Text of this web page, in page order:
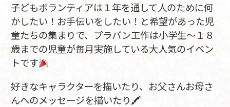
子どもボランティアは１年を通して人のために何
かしたい！お手伝いをしたい！と希望があった児
童たちの集まりで、プラバン工作は小学生～１８
歳までの児童が毎月実施している大人気のイベン
トです
好きなキャラクターを描いたり、お父さんお母さ
んへのメッセージを描いたり🖍